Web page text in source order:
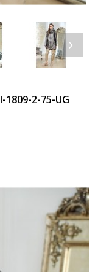
I-1809-2-75-UG